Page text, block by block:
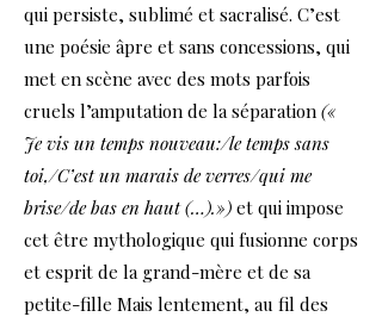
qui persiste, sublimé et sacralisé. C’est
une poésie âpre et sans concessions, qui
met en scène avec des mots parfois
cruels l’amputation de la séparation («
Je vis un temps nouveau:/le temps sans
toi,/C’est un marais de verres/qui me
brise/de bas en haut (…).») et qui impose
cet être mythologique qui fusionne corps
et esprit de la grand-mère et de sa
petite-fille Mais lentement, au fil des